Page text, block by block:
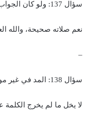
سؤال 137: ولو كان الجواب بتعين الاخفات، ولكنه جهر تصورا منه أن الحكم بالتخيير يشمل القضاء أيضا، فهل يحكم بصحة صلاته؟
نعم صلاته صحيحة، والله
–
سؤال 138: المد في غير مورده اللازم (كما في الحاقة مثلا) أو الراجح (كما في يآ أيها الرجل مثلا) كما لو مد الألف من إذا (في إذا حسد) هل يخل بالكلمة؟
لا يخل ما لم يخرج الكلمة